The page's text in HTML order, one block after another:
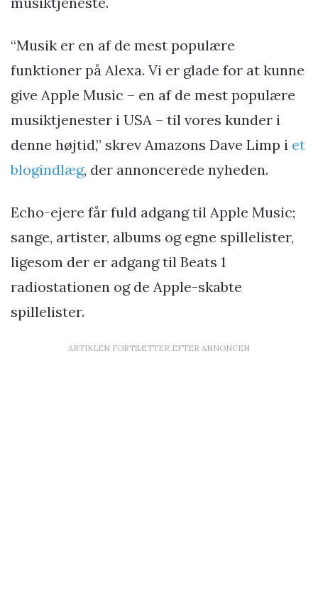
“Musik er en af de mest populære
funktioner på Alexa. Vi er glade for at kunne
give Apple Music – en af de mest populære
musiktjenester i USA – til vores kunder i
denne højtid,” skrev Amazons Dave Limp i et
blogindlæg, der annoncerede nyheden.
Echo-ejere får fuld adgang til Apple Music;
sange, artister, albums og egne spillelister,
ligesom der er adgang til Beats 1
radiostationen og de Apple-skabte
spillelister.
ARTIKLEN FORTSÆTTER EFTER ANNONCEN